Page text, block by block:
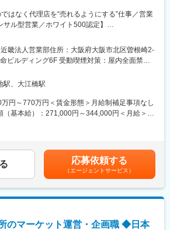
ビスを通じて、企業が抱える様々な課題解決に
の定める業務
ではなく代理店を“売れるようにする”仕事／営業
ル型営業／ホワイト500認定】
販売代理店や提携金融機関がお客様により良い
う、販売促進や経営課題解決のためのコンサ
行っていただきます。
種研修、販売方法指導
析・解決策の提案
した場合は出向先の定める業務となります
ム内での事例共有など
商談（2）
畿法人営業部住所：大阪府大阪市北区曽根崎2-
ビルディング6F 受動喫煙対策：屋内全面禁煙
金融法人第五営業部 近畿第一金融法人支社住
北区曽根崎2-3-5 梅新第一生命ビルディング 受
根崎2-3-5 梅新第一生命ビルディング 受動喫煙
煙変更の範囲：本文参照
駅、大江橋駅
万円～770万円＜賃金形態＞月給制補足事項なし
（基本給）：271,000円～344,000円＜月給＞
う場合、別途転勤手当（4万円～6万円/月）と住
円/月までの9割会社負担）の支給がございます。
安の金額であり、選考を通じて上下する可能
給(月額)は固定手当を含めた表記です。
応募依頼する
（エージェントサービス）
のマーケット運営・企画職 ◆日本